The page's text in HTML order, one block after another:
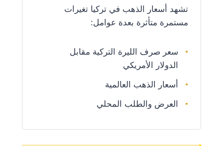
تشهد أسعار الذهب في تركيا تغيرات
مستمرة متأثرة بعدة عوامل:
سعر صرف الليرة التركية مقابل
الدولار الأمريكي
أسعار الذهب العالمية
العرض والطلب المحلي